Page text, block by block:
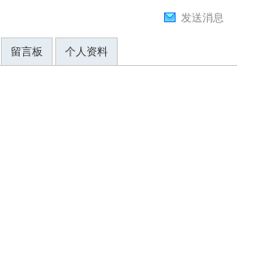
发送消息
留言板 个人资料